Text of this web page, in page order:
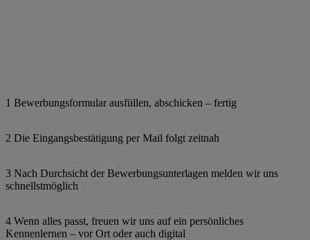
1 Bewerbungsformular ausfüllen, abschicken – fertig
2 Die Eingangsbestätigung per Mail folgt zeitnah
3 Nach Durchsicht der Bewerbungsunterlagen melden wir uns
schnellstmöglich
4 Wenn alles passt, freuen wir uns auf ein persönliches
Kennenlernen – vor Ort oder auch digital